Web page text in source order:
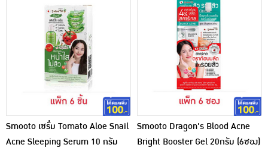
Smooto เซรั่ม Tomato Aloe Snail
Acne Sleeping Serum 10 กรัม
Smooto Dragon's Blood Acne
Bright Booster Gel 20กรัม (6ซอง)